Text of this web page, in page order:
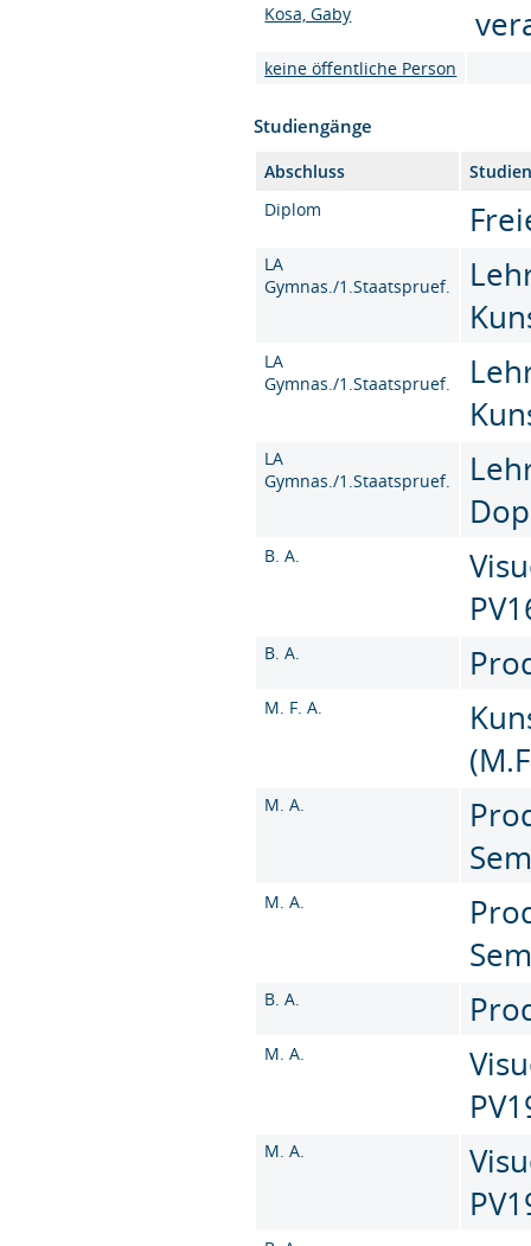
Kosa, Gaby
keine öffentliche Person
Studiengänge
Abschluss
Diplom
LA
Gymnas./1.Staatspruef.
LA
Gymnas./1.Staatspruef.
LA
Gymnas./1.Staatspruef.
B. A.
B. A.
M. F. A.
M. A.
M. A.
B. A.
M. A.
M. A.